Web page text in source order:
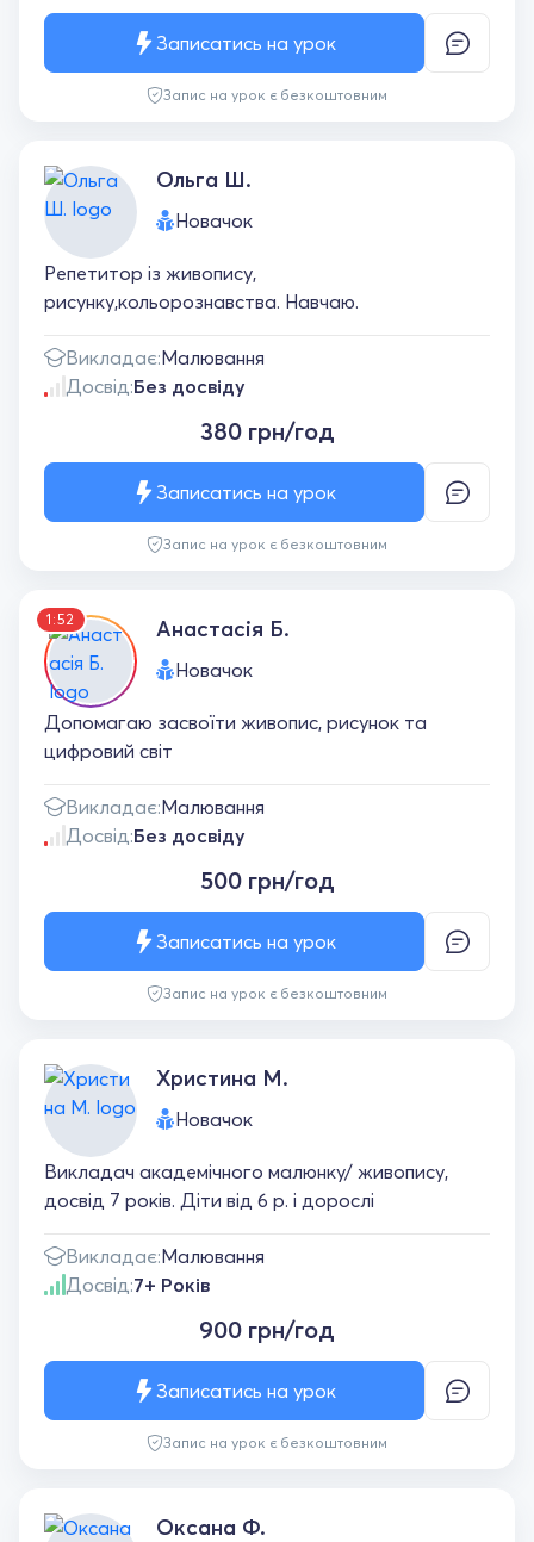
Запис на урок є безкоштовним
Записатись на урок
Ольга Ш.
Новачок
Репетитор із живопису,
рисунку,кольорознавства. Навчаю.
Викладає:Малювання
Досвід:Без досвіду
380 грн/год
Запис на урок є безкоштовним
Записатись на урок
1:52 Анастасія Б.
Новачок
Допомагаю засвоїти живопис, рисунок та
цифровий світ
Викладає:Малювання
Досвід:Без досвіду
500 грн/год
Запис на урок є безкоштовним
Записатись на урок
Христина М.
Новачок
Викладач академічного малюнку/ живопису,
досвід 7 років. Діти від 6 р. і дорослі
Викладає:Малювання
Досвід:7+ Років
900 грн/год
Запис на урок є безкоштовним
Записатись на урок
Оксана Ф.